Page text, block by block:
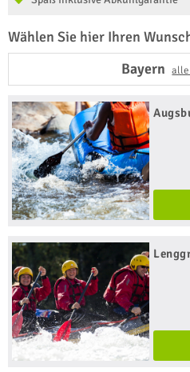
Wählen Sie hier Ihren
Bayernalle